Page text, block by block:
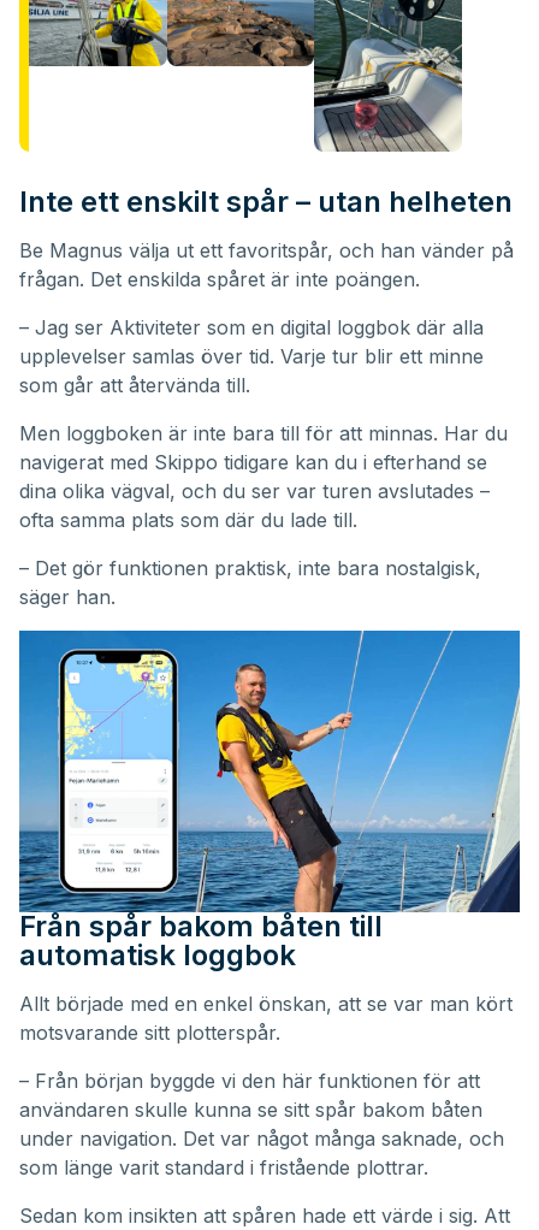
Inte ett enskilt spår – utan helheten
Be Magnus välja ut ett favoritspår, och han vänder på
frågan. Det enskilda spåret är inte poängen.
– Jag ser Aktiviteter som en digital loggbok där alla
upplevelser samlas över tid. Varje tur blir ett minne
som går att återvända till.
Men loggboken är inte bara till för att minnas. Har du
navigerat med Skippo tidigare kan du i efterhand se
dina olika vägval, och du ser var turen avslutades –
ofta samma plats som där du lade till.
– Det gör funktionen praktisk, inte bara nostalgisk,
säger han.
Från spår bakom båten till
automatisk loggbok
Allt började med en enkel önskan, att se var man kört
motsvarande sitt plotterspår.
– Från början byggde vi den här funktionen för att
användaren skulle kunna se sitt spår bakom båten
under navigation. Det var något många saknade, och
som länge varit standard i fristående plottrar.
Sedan kom insikten att spåren hade ett värde i sig. Att